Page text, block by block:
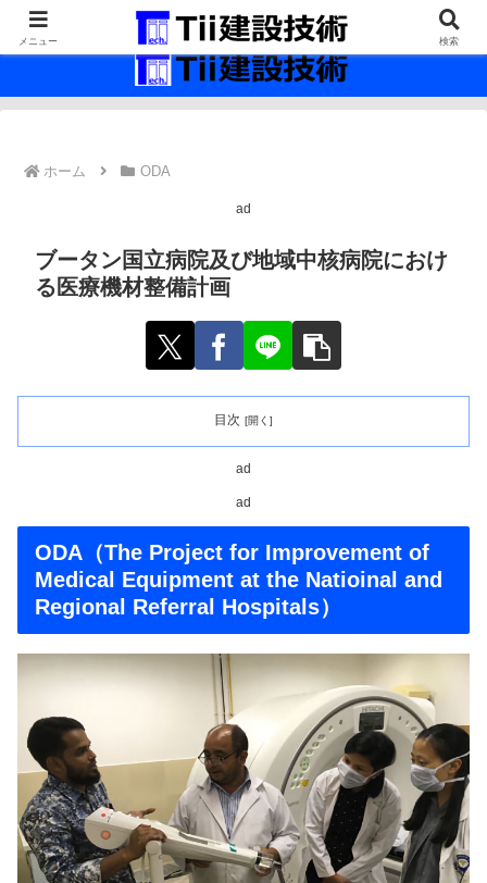
最新の建設技術の情報インフラ。
ホーム ODA
ad
ブータン国立病院及び地域中核病院におけ
る医療機材整備計画
目次
ad
ad
ODA（The Project for Improvement of
Medical Equipment at the Natioinal and
Regional Referral Hospitals）
メニュー 検索